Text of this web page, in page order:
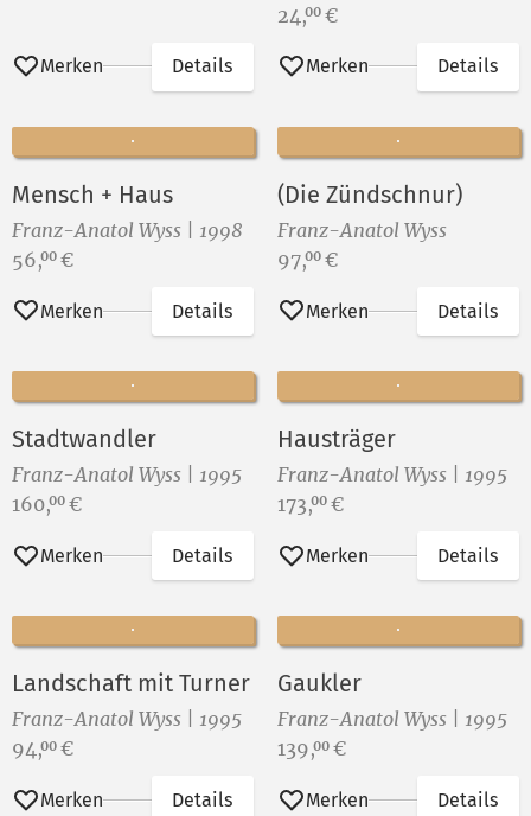
Merken Details
Preis:
24,00 €
Merken Details
Mensch + Haus
Franz-Anatol Wyss | 1998
Preis:
56,00 €
Merken Details
(Die Zündschnur)
Franz-Anatol Wyss
Preis:
97,00 €
Merken Details
Stadtwandler
Franz-Anatol Wyss | 1995
Preis:
160,00 €
Merken Details
Hausträger
Franz-Anatol Wyss | 1995
Preis:
173,00 €
Merken Details
Landschaft mit Turner
Franz-Anatol Wyss | 1995
Preis:
94,00 €
Merken Details
Gaukler
Franz-Anatol Wyss | 1995
Preis:
139,00 €
Merken Details